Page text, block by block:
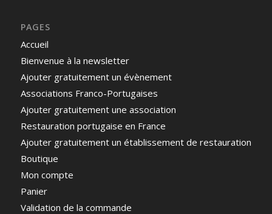
PAGES
Accueil
Bienvenue à la newsletter
Ajouter gratuitement un évènement
Associations Franco-Portugaises
Ajouter gratuitement une association
Restauration portugaise en France
Ajouter gratuitement un établissement de restauration
Boutique
Mon compte
Panier
Validation de la commande